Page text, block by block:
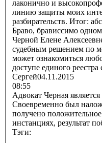
лаконично и
линию защиты моих
разбирательств. Итог:
Браво, брависсимо одному из
Черной Елене
судебным решением по
может ознакомиться
доступе единого
Сергей04.11.2015
08:55
Адвокат Черная
Своевременно был
получено
инстанциях, результат
Тэги: